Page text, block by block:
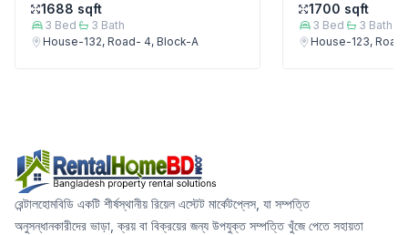
1688 sqft
3 Bed 3 Bath
House-132, Road- 4, Block-A
1700 sqft
3 Bed 3 Bath
House-123,
রেন্টালহোমবিডি একটি শীর্ষস্থানীয় রিয়েল এস্টেট মার্কেটপ্লেস, যা সম্পত্তি
অনুসন্ধানকারীদের ভাড়া, ক্রয় বা বিক্রয়ের জন্য উপযুক্ত সম্পত্তি খুঁজে পেতে সহায়তা